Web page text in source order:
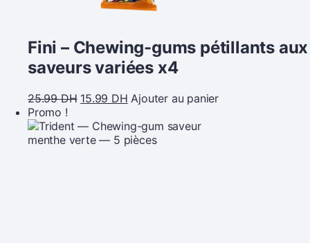
Fini – Chewing-gums pétillants aux
saveurs variées x4
25.99DH 15.99 DH Ajouter au panier
Promo !